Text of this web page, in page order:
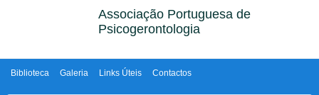
Associação Portuguesa de
Psicogerontologia
Biblioteca Galeria Links Úteis Contactos